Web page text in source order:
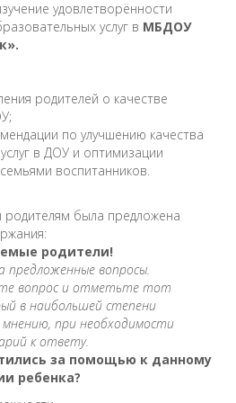
удовлетворённости
услуг в МБДОУ
родителей о качестве
по улучшению качества
в ДОУ и оптимизации
воспитанников.
была предложена
родители!
вопросы.
вопрос и отметьте тот
в наибольшей степени
при необходимости
к ответу.
за помощью к данному
ребенка?